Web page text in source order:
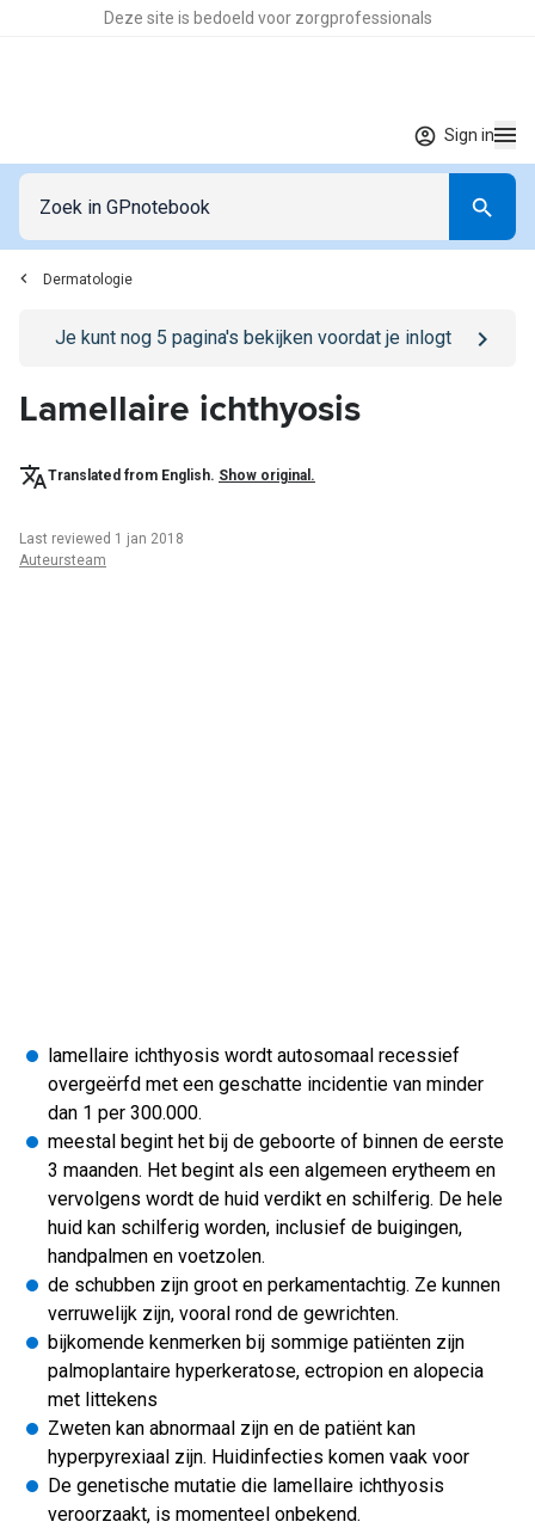
Deze site is bedoeld voor zorgprofessionals
Sign in
Dermatologie
Go to/sign-in page
Je kunt nog 5 pagina's bekijken voordat je inlogt
Lamellaire ichthyosis
Translated from English. Show original.
Last reviewed 1 jan 2018
Auteursteam
lamellaire ichthyosis wordt autosomaal recessief
overgeërfd met een geschatte incidentie van minder
dan 1 per 300.000.
meestal begint het bij de geboorte of binnen de eerste
3 maanden. Het begint als een algemeen erytheem en
vervolgens wordt de huid verdikt en schilferig. De hele
huid kan schilferig worden, inclusief de buigingen,
handpalmen en voetzolen.
de schubben zijn groot en perkamentachtig. Ze kunnen
verruwelijk zijn, vooral rond de gewrichten.
bijkomende kenmerken bij sommige patiënten zijn
palmoplantaire hyperkeratose, ectropion en alopecia
met littekens
Zweten kan abnormaal zijn en de patiënt kan
hyperpyrexiaal zijn. Huidinfecties komen vaak voor
De genetische mutatie die lamellaire ichthyosis
veroorzaakt, is momenteel onbekend.